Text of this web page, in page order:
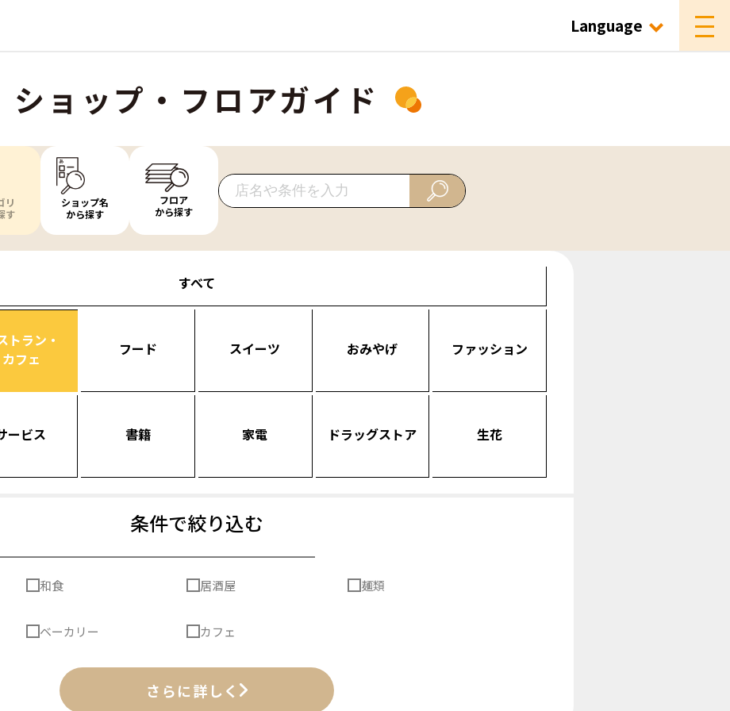
Language
ショップ・フロアガイド
リ
す
ショップ名
から探す
フロア
から探す
すべて
トラン・
カフェ
フード スイーツ おみやげ ファッション
ービス 書籍 家電 ドラッグストア 生花
条件で絞り込む
和食 居酒屋 麺類
ベーカリー カフェ
さらに詳しく